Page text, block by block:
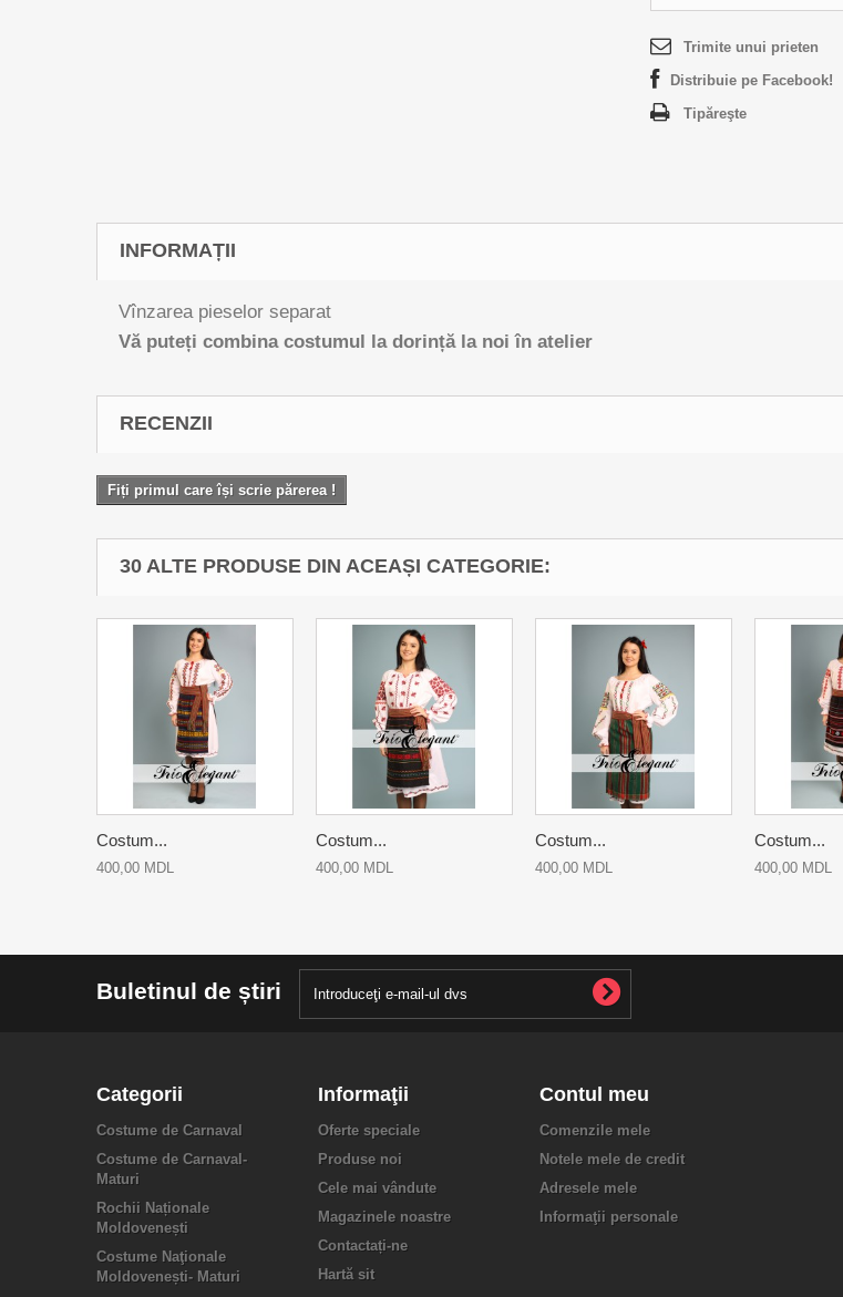
Trimite unui prieten
Distribuie pe Facebook!
Tipăreşte
INFORMAȚII
Vînzarea pieselor separat
Vă puteți combina costumul la dorință la noi în atelier
RECENZII
Fiți primul care își scrie părerea !
30 ALTE PRODUSE DIN ACEAȘI CATEGORIE:
Costum...
400,00 MDL
Costum...
400,00 MDL
Costum...
400,00 MDL
Costum...
400,00 MDL
Buletinul de știri
Categorii
Costume de Carnaval
Costume de Carnaval-
Maturi
Rochii Naționale
Moldovenești
Costume Naţionale
Moldovenești- Maturi
Informaţii
Oferte speciale
Produse noi
Cele mai vândute
Magazinele noastre
Contactați-ne
Hartă sit
Contul meu
Comenzile mele
Notele mele de credit
Adresele mele
Informaţii personale